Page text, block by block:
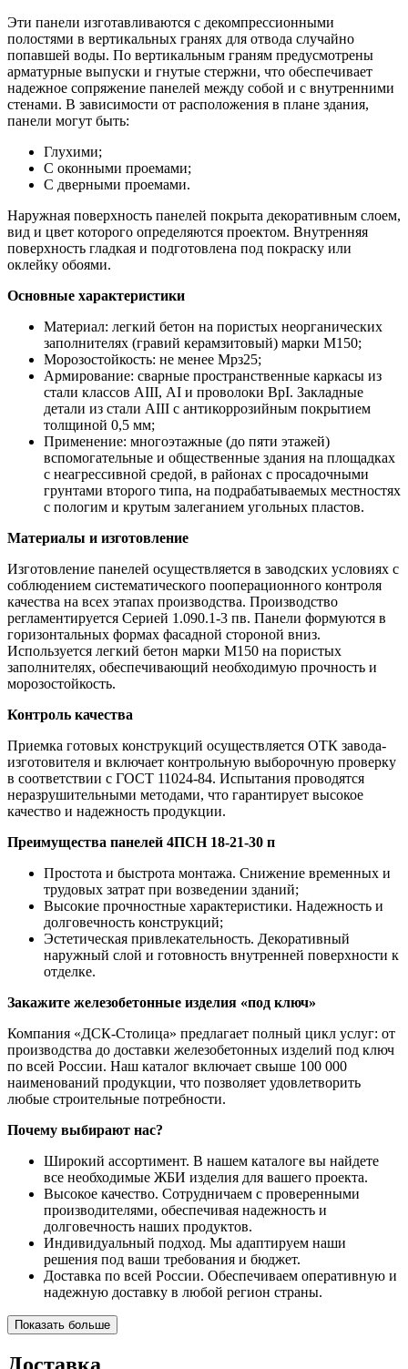
Эти панели изготавливаются с декомпрессионными
полостями в вертикальных гранях для отвода случайно
попавшей воды. По вертикальным граням предусмотрены
арматурные выпуски и гнутые стержни, что обеспечивает
надежное сопряжение панелей между собой и с внутренними
стенами. В зависимости от расположения в плане здания,
панели могут быть:
Глухими;
С оконными проемами;
С дверными проемами.
Наружная поверхность панелей покрыта декоративным слоем,
вид и цвет которого определяются проектом. Внутренняя
поверхность гладкая и подготовлена под покраску или
оклейку обоями.
Основные характеристики
Материал: легкий бетон на пористых неорганических
заполнителях (гравий керамзитовый) марки М150;
Морозостойкость: не менее Мрз25;
Армирование: сварные пространственные каркасы из
стали классов АIII, АI и проволоки ВрI. Закладные
детали из стали АIII с антикоррозийным покрытием
толщиной 0,5 мм;
Применение: многоэтажные (до пяти этажей)
вспомогательные и общественные здания на площадках
с неагрессивной средой, в районах с просадочными
грунтами второго типа, на подрабатываемых местностях
с пологим и крутым залеганием угольных пластов.
Материалы и изготовление
Изготовление панелей осуществляется в заводских условиях с
соблюдением систематического пооперационного контроля
качества на всех этапах производства. Производство
регламентируется Серией 1.090.1-3 пв. Панели формуются в
горизонтальных формах фасадной стороной вниз.
Используется легкий бетон марки М150 на пористых
заполнителях, обеспечивающий необходимую прочность и
морозостойкость.
Контроль качества
Приемка готовых конструкций осуществляется ОТК завода-
изготовителя и включает контрольную выборочную проверку
в соответствии с ГОСТ 11024-84. Испытания проводятся
неразрушительными методами, что гарантирует высокое
качество и надежность продукции.
Преимущества панелей 4ПСН 18-21-30 п
Простота и быстрота монтажа. Снижение временных и
трудовых затрат при возведении зданий;
Высокие прочностные характеристики. Надежность и
долговечность конструкций;
Эстетическая привлекательность. Декоративный
наружный слой и готовность внутренней поверхности к
отделке.
Закажите железобетонные изделия «под ключ»
Компания «ДСК-Столица» предлагает полный цикл услуг: от
производства до доставки железобетонных изделий под ключ
по всей России. Наш каталог включает свыше 100 000
наименований продукции, что позволяет удовлетворить
любые строительные потребности.
Почему выбирают нас?
Широкий ассортимент. В нашем каталоге вы найдете
все необходимые ЖБИ изделия для вашего проекта.
Высокое качество. Сотрудничаем с проверенными
производителями, обеспечивая надежность и
долговечность наших продуктов.
Индивидуальный подход. Мы адаптируем наши
решения под ваши требования и бюджет.
Доставка по всей России. Обеспечиваем оперативную и
надежную доставку в любой регион страны.
Показать больше
Доставка